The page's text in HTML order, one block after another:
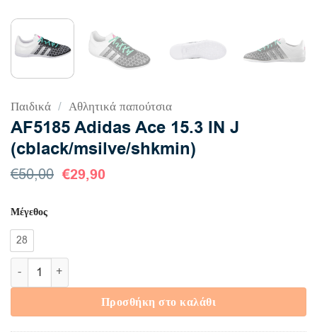
Παιδικά / Αθλητικά παπούτσια
AF5185 Adidas Ace 15.3 IN J
(cblack/msilve/shkmin)
€50,00 Original
€29,90
Μέγεθος
28
AF5185 Adidas Ace 15.3 IN J (cblack/msilve/shkmin) ποσότητα
Προσθήκη στο καλάθι